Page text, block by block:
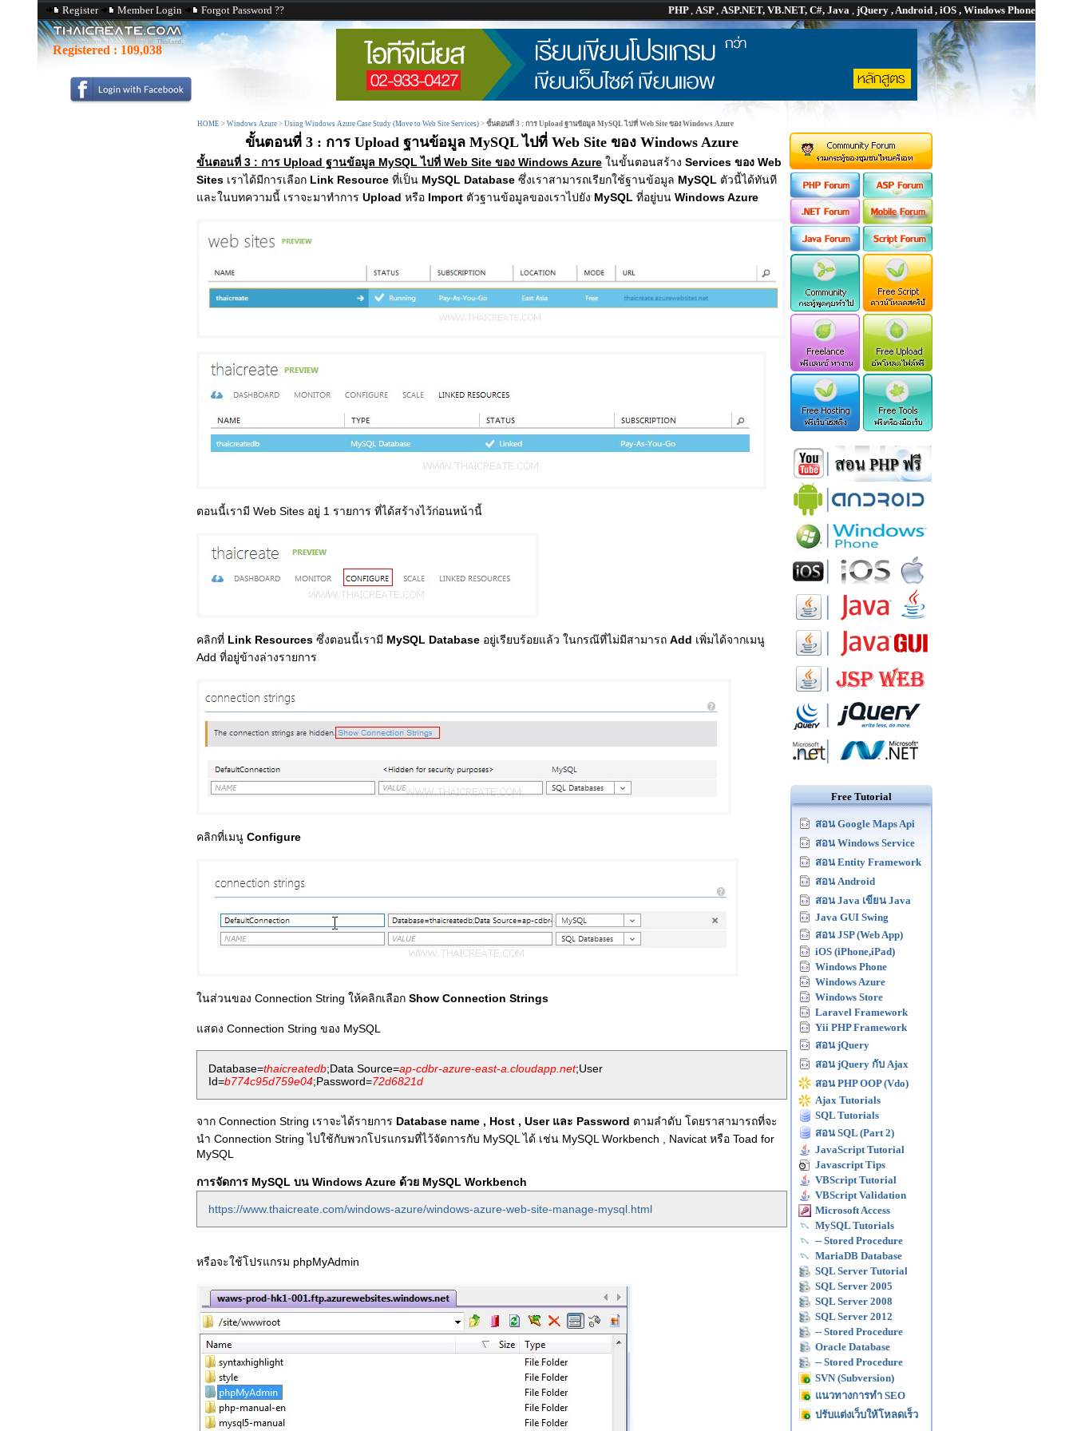
Register Member Login Forgot Password ?? PHP, ASP, ASP.NET, VB.NET, C#, Java , jQuery , Android , iOS , Windows Phone
Registered : 109,038
HOME > Windows Azure > Using Windows Azure Case Study (Move to Web Site Services) > ขั้นตอนที่ 3 : การ Upload ฐานข้อมูล MySQL ไปที่ Web Site ของ Windows Azure
ขั้นตอนที่ 3 : การ Upload ฐานข้อมูล MySQL ไปที่ Web Site ของ Windows Azure
ขั้นตอนที่ 3 : การ Upload ฐานข้อมูล MySQL ไปที่ Web Site ของ Windows Azure ในขั้นตอนสร้าง Services ของ Web
Sites เราได้มีการเลือก Link Resource ที่เป็น MySQL Database ซึ่งเราสามารถเรียกใช้ฐานข้อมูล MySQL ตัวนี้ได้ทันที
และในบทความนี้ เราจะมาทำการ Upload หรือ Import ตัวฐานข้อมูลของเราไปยัง MySQL ที่อยู่บน Windows Azure
ตอนนี้เรามี Web Sites อยู่ 1 รายการ ที่ได้สร้างไว้ก่อนหน้านี้
คลิกที่ Link Resources ซึ่งตอนนี้เรามี MySQL Database อยู่เรียบร้อยแล้ว ในกรณ๊ที่ไม่มีสามารถ Add เพิ่มได้จากเมนู
Add ที่อยู่ข้างล่างรายการ
คลิกที่เมนู Configure
ในส่วนของ Connection String ให้คลิกเลือก Show Connection Strings
แสดง Connection String ของ MySQL
Database=thaicreatedb;Data Source=ap-cdbr-azure-east-a.cloudapp.net;User
Id=b774c95d759e04;Password=72d6821d
จาก Connection String เราจะได้รายการ Database name , Host , User และ Password ตามลำดับ โดยราสามารถที่จะ
นำ Connection String ไปใช้กับพวกโปรแกรมที่ไว้จัดการกับ MySQL ได้ เช่น MySQL Workbench , Navicat หรือ Toad for
MySQL
การจัดการ MySQL บน Windows Azure ด้วย MySQL Workbench
https://www.thaicreate.com/windows-azure/windows-azure-web-site-manage-mysql.html
หรือจะใช้โปรแกรม phpMyAdmin
Free Tutorial
สอน Google Maps Api
สอน Windows Service
สอน Entity Framework
สอน Android
สอน Java เขียน Java
Java GUI Swing
สอน JSP (Web App)
iOS (iPhone,iPad)
Windows Phone
Windows Azure
Windows Store
Laravel Framework
Yii PHP Framework
สอน jQuery
สอน jQuery กับ Ajax
สอน PHP OOP (Vdo)
Ajax Tutorials
SQL Tutorials
สอน SQL (Part 2)
JavaScript Tutorial
Javascript Tips
VBScript Tutorial
VBScript Validation
Microsoft Access
MySQL Tutorials
-- Stored Procedure
MariaDB Database
SQL Server Tutorial
SQL Server 2005
SQL Server 2008
SQL Server 2012
-- Stored Procedure
Oracle Database
-- Stored Procedure
SVN (Subversion)
แนวทางการทำ SEO
ปรับแต่งเว็บให้โหลดเร็ว